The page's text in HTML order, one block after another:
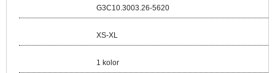
G3C10.3003.26-5620
XS-XL
1 kolor